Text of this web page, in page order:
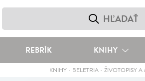
REBRÍK KNIHY
KNIHY- BELETRIA- ŽIVOTOPISY